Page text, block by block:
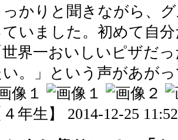
っかりと聞きながら、
ていました。初めて自
世界一おいしいピザだ
い。」という声があが
４年生】 2014-12-25